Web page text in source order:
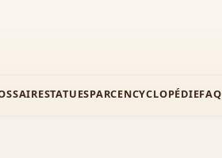
STATUESPARCENCYCLOPÉDIEFAQ